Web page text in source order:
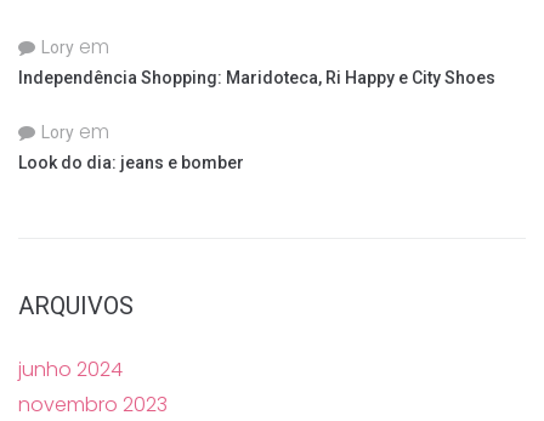
Lory em
Independência Shopping: Maridoteca, Ri Happy e City Shoes
Lory em
Look do dia: jeans e bomber
ARQUIVOS
junho 2024
novembro 2023